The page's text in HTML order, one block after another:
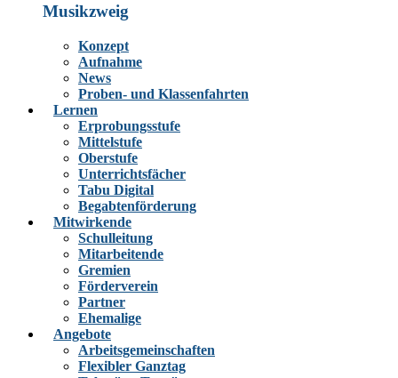
Musikzweig
Konzept
Aufnahme
News
Proben- und Klassenfahrten
Lernen
Erprobungsstufe
Mittelstufe
Oberstufe
Unterrichtsfächer
Tabu Digital
Begabtenförderung
Mitwirkende
Schulleitung
Mitarbeitende
Gremien
Förderverein
Partner
Ehemalige
Angebote
Arbeitsgemeinschaften
Flexibler Ganztag